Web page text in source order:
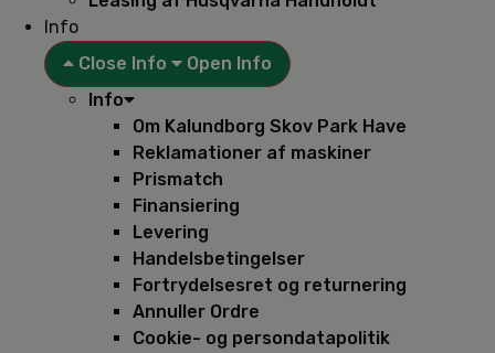
Info
Close Info
Open Info
Info
Om Kalundborg Skov Park Have
Reklamationer af maskiner
Prismatch
Finansiering
Levering
Handelsbetingelser
Fortrydelsesret og returnering
Annuller Ordre
Cookie- og persondatapolitik